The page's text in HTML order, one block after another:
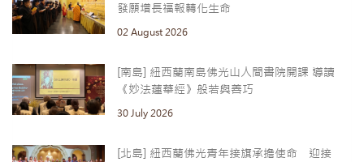
發願增長福報轉化生命
02 August 2026
[南島] 紐西蘭南島佛光山人間書院開課 導讀
《妙法蓮華經》般若與善巧
30 July 2026
[北島] 紐西蘭佛光青年接旗承擔使命 迎接